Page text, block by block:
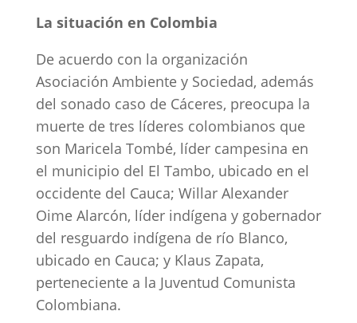
La situación en Colombia
De acuerdo con la organización
Asociación Ambiente y Sociedad, además
del sonado caso de Cáceres, preocupa la
muerte de tres líderes colombianos que
son Maricela Tombé, líder campesina en
el municipio del El Tambo, ubicado en el
occidente del Cauca; Willar Alexander
Oime Alarcón, líder indígena y gobernador
del resguardo indígena de río Blanco,
ubicado en Cauca; y Klaus Zapata,
perteneciente a la Juventud Comunista
Colombiana.